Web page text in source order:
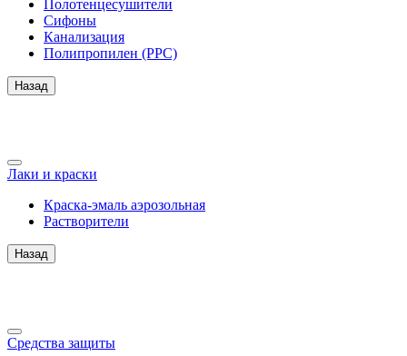
Полотенцесушители
Сифоны
Канализация
Полипропилен (PPC)
Назад
Лаки и краски
Краска-эмаль аэрозольная
Растворители
Назад
Средства защиты